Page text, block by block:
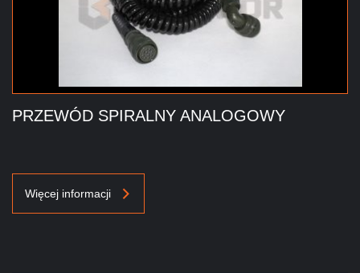
PRZEWÓD SPIRALNY ANALOGOWY
Więcej informacji